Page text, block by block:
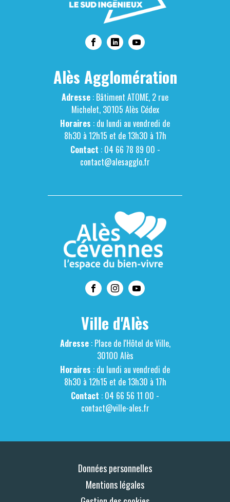
Alès Agglomération
Adresse : Bâtiment ATOME, 2 rue
Michelet, 30105 Alès Cédex
Horaires : du lundi au vendredi de
8h30 à 12h15 et de 13h30 à 17h
Contact : 04 66 78 89 00 -
contact@alesagglo.fr
Ville d'Alès
Adresse: Place de l'Hôtel de Ville,
30100 Alès
Horaires : du lundi au vendredi de
8h30 à 12h15 et de 13h30 à 17h
Contact : 04 66 56 11 00 -
contact@ville-ales.fr
Données personnelles
Mentions légales